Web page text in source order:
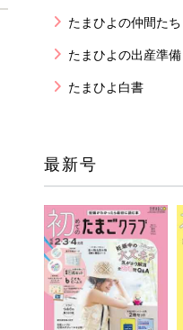
たまひよの仲間たち
たまひよの出産準備
たまひよ白書
最新号